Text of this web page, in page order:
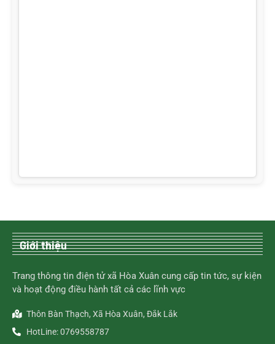
Giới thiệu
Trang thông tin điện tử xã Hòa Xuân cung cấp tin tức, sự kiện
và hoạt động điều hành tất cả các lĩnh vực
Thôn Bàn Thạch, Xã Hòa Xuân, Đắk Lắk
HotLine: 0769558787